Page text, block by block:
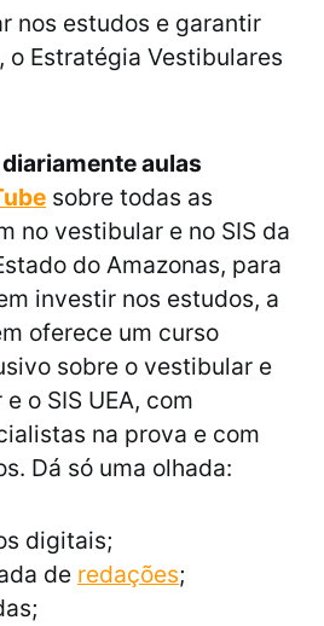
nos estudos e garantir
o Estratégia Vestibulares
aulas
sobre todas as
no vestibular e no SIS da
do Amazonas, para
investir nos estudos, a
oferece um curso
sobre o vestibular e
o SIS UEA, com
na prova e com
Dá só uma olhada:
digitais;
de redações;